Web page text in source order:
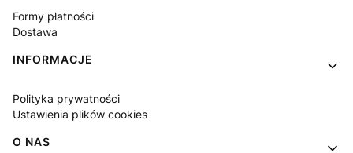
Formy płatności
Dostawa
INFORMACJE
Polityka prywatności
Ustawienia plików cookies
O NAS